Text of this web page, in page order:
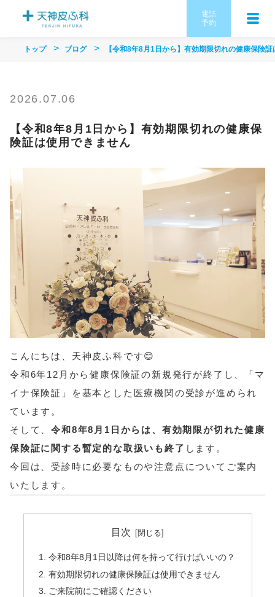
電話
予約
トップ ブログ 【令和8年8月1日から】有効期限切れの健康保険
2026.07.06
【令和8年8月1日から】有効期限切れの健康保
険証は使用できません
こんにちは、天神皮ふ科です😊
令和6年12月から健康保険証の新規発行が終了し、「マ
イナ保険証」を基本とした医療機関の受診が進められ
ています。
そして、令和8年8月1日からは、有効期限が切れた健康
保険証に関する暫定的な取扱いも終了 します。
今回は、受診時に必要なものや注意点についてご案内
いたします。
目次
令和8年8月1日以降は何を持って行けばいいの？
有効期限切れの健康保険証は使用できません
ご来院前にご確認ください